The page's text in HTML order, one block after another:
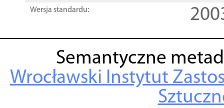
Wersja standardu:
Semantyczne
Wrocławski Instytut